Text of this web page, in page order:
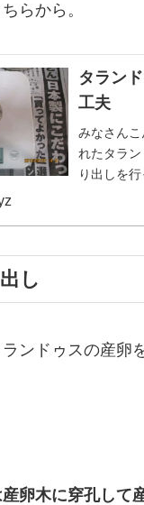
らから。
タラン
工夫
みなさん
れたタラ
り出しを
し
ンドゥスの産卵
産卵木に穿孔し